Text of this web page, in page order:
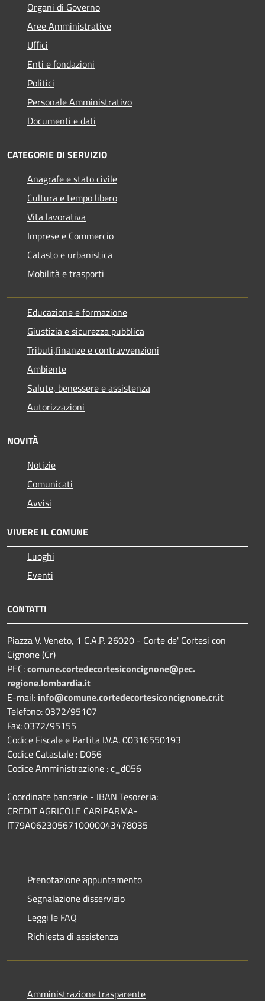
Organi di Governo
Aree Amministrative
Uffici
Enti e fondazioni
Politici
Personale Amministrativo
Documenti e dati
CATEGORIE DI SERVIZIO
Anagrafe e stato civile
Cultura e tempo libero
Vita lavorativa
Imprese e Commercio
Catasto e urbanistica
Mobilità e trasporti
Educazione e formazione
Giustizia e sicurezza pubblica
Tributi,finanze e contravvenzioni
Ambiente
Salute, benessere e assistenza
Autorizzazioni
NOVITÀ
Notizie
Comunicati
Avvisi
VIVERE IL COMUNE
Luoghi
Eventi
CONTATTI
Piazza V. Veneto, 1 C.A.P. 26020 - Corte de' Cortesi con
Cignone (Cr)
PEC:comune.cortedecortesiconcignone@pec.
regione.lombardia.it
E-mail: info@comune.cortedecortesiconcignone.cr.it
Telefono: 0372/95107
Fax: 0372/95155
Codice Fiscale e Partita I.V.A. 00316550193
Codice Catastale : D056
Codice Amministrazione : c_d056
Coordinate bancarie - IBAN Tesoreria:
CREDIT AGRICOLE CARIPARMA-
IT79A0623056710000043478035
Prenotazione appuntamento
Segnalazione disservizio
Leggi le FAQ
Richiesta di assistenza
Amministrazione trasparente